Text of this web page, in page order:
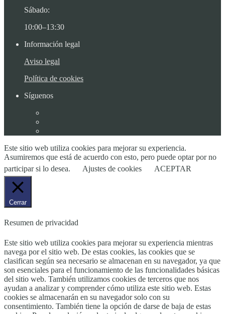
Sábado:
10:00–13:30
Información legal
Aviso legal
Política de cookies
Síguenos
Este sitio web utiliza cookies para mejorar su experiencia.
Asumiremos que está de acuerdo con esto, pero puede optar por no
participar si lo desea.
Ajustes de cookies ACEPTAR
Cerrar
Resumen de privacidad
Este sitio web utiliza cookies para mejorar su experiencia mientras
navega por el sitio web. De estas cookies, las cookies que se
clasifican según sea necesario se almacenan en su navegador, ya que
son esenciales para el funcionamiento de las funcionalidades básicas
del sitio web. También utilizamos cookies de terceros que nos
ayudan a analizar y comprender cómo utiliza este sitio web. Estas
cookies se almacenarán en su navegador solo con su
consentimiento. También tiene la opción de darse de baja de estas